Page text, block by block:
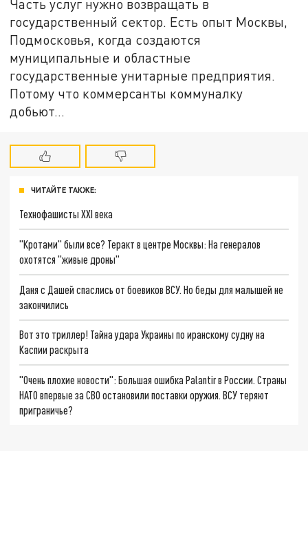
Часть услуг нужно возвращать в
государственный сектор. Есть опыт Москвы,
Подмосковья, когда создаются
муниципальные и областные
государственные унитарные предприятия.
Потому что коммерсанты коммуналку
добьют…
ЧИТАЙТЕ ТАКЖЕ:
Технофашисты XXI века
"Кротами" были все? Теракт в центре Москвы: На генералов
охотятся "живые дроны"
Даня с Дашей спаслись от боевиков ВСУ. Но беды для малышей не
закончились
Вот это триллер! Тайна удара Украины по иранскому судну на
Каспии раскрыта
"Очень плохие новости": Большая ошибка Palantir в России. Страны
НАТО впервые за СВО остановили поставки оружия. ВСУ теряют
приграничье?